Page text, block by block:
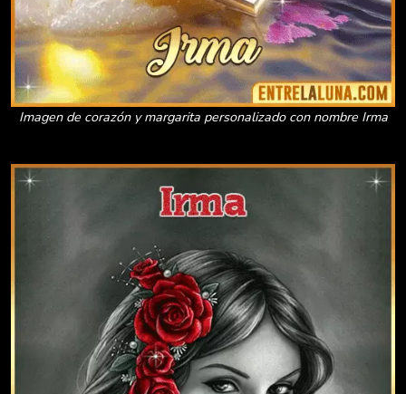
Imagen de corazón y margarita personalizado con nombre Irma